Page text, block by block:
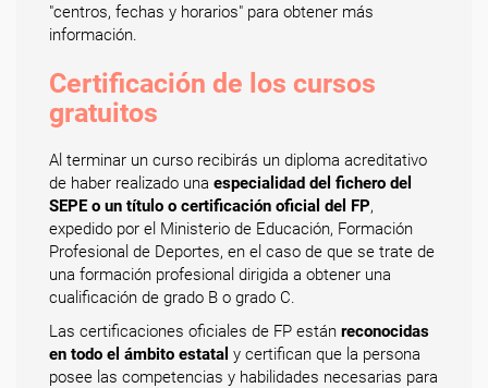
"centros, fechas y horarios" para obtener más
información.
Certificación de los cursos
gratuitos
Al terminar un curso recibirás un diploma acreditativo
de haber realizado una especialidad del fichero del
SEPE o un título o certificación oficial del FP,
expedido por el Ministerio de Educación, Formación
Profesional de Deportes, en el caso de que se trate de
una formación profesional dirigida a obtener una
cualificación de grado B o grado C.
Las certificaciones oficiales de FP están reconocidas
en todo el ámbito estatal y certifican que la persona
posee las competencias y habilidades necesarias para